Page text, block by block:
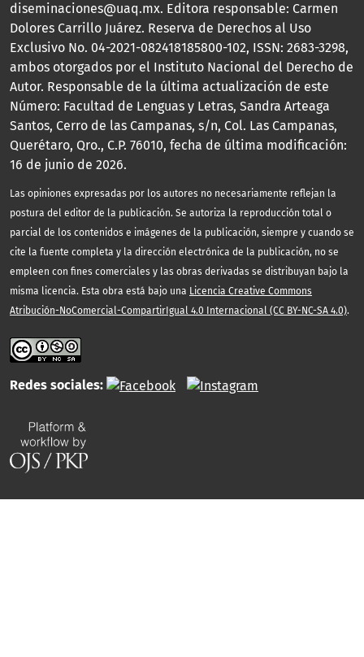
diseminaciones@uaq.mx. Editora responsable: Carmen
Dolores Carrillo Juárez. Reserva de Derechos al Uso
Exclusivo No. 04-2021-082418185800-102, ISSN: 2683-3298,
ambos otorgados por el Instituto Nacional del Derecho de
Autor. Responsable de la última actualización de este
Número: Facultad de Lenguas y Letras, Sandra Arteaga
Santos, Cerro de las Campanas, s/n, Col. Las Campanas,
Querétaro, Qro., C.P. 76010, fecha de última modificación:
16 de junio de 2026.
Las opiniones expresadas por los autores no necesariamente reflejan la
postura del editor de la publicación. Se autoriza la reproducción total o
parcial de los contenidos e imágenes de la publicación, siempre y cuando se
cite la fuente completa y la dirección electrónica de la publicación, no se
empleen con fines comerciales y las obras derivadas se distribuyan bajo la
misma licencia. Esta obra está bajo una Licencia Creative Commons
Atribución-NoComercial-CompartirIgual 4.0 Internacional (CC BY-NC-SA 4.0).
Redes sociales: